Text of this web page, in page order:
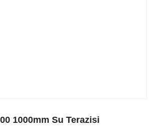
1000mm Su Terazisi